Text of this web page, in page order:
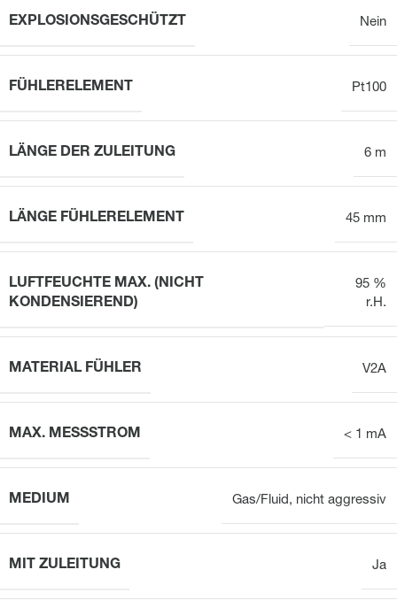
EXPLOSIONSGESCHÜTZT Nein
FÜHLERELEMENT Pt100
LÄNGE DER ZULEITUNG 6 m
LÄNGE FÜHLERELEMENT 45 mm
LUFTFEUCHTE MAX. (NICHT
KONDENSIEREND)
95 %
r.H.
MATERIAL FÜHLER V2A
MAX. MESSSTROM < 1 mA
MEDIUM Gas/Fluid, nicht aggressiv
MIT ZULEITUNG Ja